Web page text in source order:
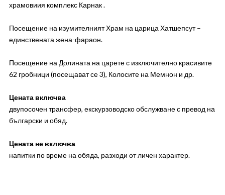
храмовиия комплекс Карнак .
Посещение на изумителният Храм на царица Хатшепсут –
единствената жена-фараон.
Посещение на Долината на царете с изключително красивите
62 гробници (посещават се 3), Колосите на Мемнон и др.
Цената включва
двупосочен трансфер, екскурзоводско обслужване с превод на
български и обяд.
Цената не включва
напитки по време на обяда, разходи от личен характер.